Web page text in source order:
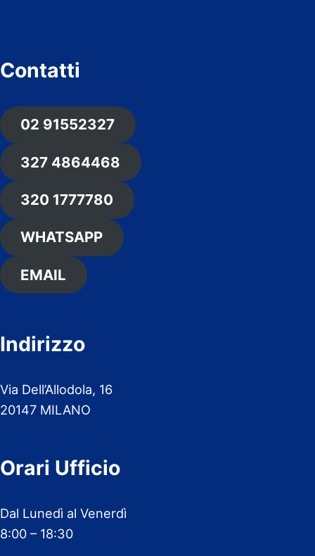
Contatti
02 91552327
327 4864468
320 1777780
WHATSAPP
EMAIL
Indirizzo
Via Dell’Allodola, 16
20147 MILANO
Orari Ufficio
Dal Lunedì al Venerdì
8:00 – 18:30